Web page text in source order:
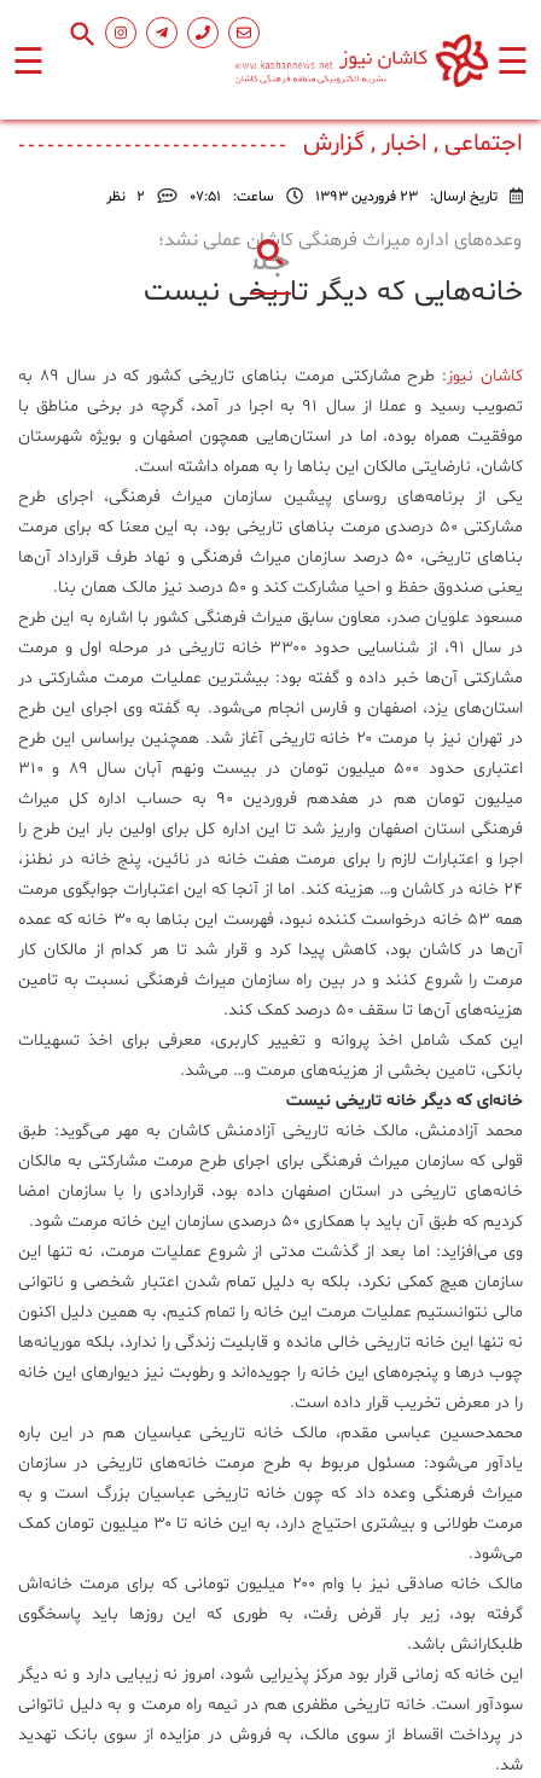
☰ ☰
اصلی
فرهنگ
ورزشی
محیط
زیست
علم
و
فناوری
عکس
پادکست
مجله
فرهنگی
و
هنری
اجتماعی , اخبار , گزارش
تاریخ ارسال: 23 فروردین 1393 ساعت: ۰۷:۵۱ 2 نظر
وعده‌های اداره میراث فرهنگی کاشان عملی نشد؛
خانه‌هایی که دیگر تاریخی نیست
کاشان نیوز
: طرح مشارکتی مرمت بناهای تاریخی کشور که در سال ۸۹ به
تصویب رسید و عملا از سال ۹۱ به اجرا در آمد، گرچه در برخی مناطق با
موفقیت همراه بوده، اما در استان‌هایی همچون اصفهان و بویژه شهرستان
کاشان، نارضایتی مالکان این بنا‌ها را به همراه داشته است.
یکی از برنامه‌های روسای پیشین سازمان میراث فرهنگی، اجرای طرح
مشارکتی ۵۰ درصدی مرمت بناهای تاریخی بود، به این معنا که برای مرمت
بناهای تاریخی، ۵۰ درصد سازمان میراث فرهنگی و نهاد طرف قرارداد آن‌ها
یعنی صندوق حفظ و احیا مشارکت کند و ۵۰ درصد نیز مالک‌‌ همان بنا.
مسعود علویان صدر، معاون سابق میراث فرهنگی کشور با اشاره به این طرح
در سال ۹۱، از شناسایی حدود ۳۳۰۰ خانه تاریخی در مرحله اول و مرمت
مشارکتی آن‌ها خبر داده و گفته بود: بیشترین عملیات مرمت مشارکتی در
استان‌های یزد، اصفهان و فارس انجام می‌شود. به گفته وی اجرای این طرح
در تهران نیز با مرمت ۲۰ خانه تاریخی آغاز شد. همچنین براساس این طرح
اعتباری حدود ۵۰۰ میلیون تومان در بیست ونهم آبان سال ۸۹ و ۳۱۰
میلیون تومان هم در هفدهم فروردین ۹۰ به حساب اداره کل میراث
فرهنگی استان اصفهان واریز شد تا این اداره کل برای اولین بار این طرح را
اجرا و اعتبارات لازم را برای مرمت هفت خانه در نائین، پنج خانه در نطنز،
۲۴ خانه در کاشان و… هزینه کند. اما از آنجا که این اعتبارات جوابگوی مرمت
همه ۵۳ خانه درخواست کننده نبود، فهرست این بنا‌ها به ۳۰ خانه که عمده
آن‌ها در کاشان بود، کاهش پیدا کرد و قرار شد تا هر کدام از مالکان کار
مرمت را شروع کنند و در بین راه سازمان میراث فرهنگی نسبت به تامین
هزینه‌های آن‌ها تا سقف ۵۰ درصد کمک کند.
این کمک شامل اخذ پروانه و تغییر کاربری، معرفی برای اخذ تسهیلات
بانکی، تامین بخشی از هزینه‌های مرمت و… می‌شد.
خانه‌ای که دیگر خانه تاریخی نیست
محمد آزادمنش، مالک خانه تاریخی آزادمنش کاشان به مهر می‌گوید: طبق
قولی که سازمان میراث فرهنگی برای اجرای طرح مرمت مشارکتی به مالکان
خانه‌های تاریخی در استان اصفهان داده بود، قراردادی را با سازمان امضا
کردیم که طبق آن باید با همکاری ۵۰ درصدی سازمان این خانه مرمت شود.
وی می‌افزاید: اما بعد از گذشت مدتی از شروع عملیات مرمت، نه تنها این
سازمان هیچ کمکی نکرد، بلکه به دلیل تمام شدن اعتبار شخصی و ناتوانی
مالی نتوانستیم عملیات مرمت این خانه را تمام کنیم، به همین دلیل اکنون
نه تنها این خانه تاریخی خالی مانده و قابلیت زندگی را ندارد، بلکه موریانه‌ها
چوب در‌ها و پنجره‌های این خانه را جویده‌اند و رطوبت نیز دیوارهای این خانه
را در معرض تخریب قرار داده است.
محمدحسین عباسی مقدم، مالک خانه تاریخی عباسیان هم در این باره
یادآور می‌شود: مسئول مربوط به طرح مرمت خانه‌های تاریخی در سازمان
میراث فرهنگی وعده داد که چون خانه تاریخی عباسیان بزرگ است و به
مرمت طولانی و بیشتری احتیاج دارد، به این خانه تا ۳۰ میلیون تومان کمک
می‌شود.
مالک خانه صادقی نیز با وام ۲۰۰ میلیون تومانی که برای مرمت خانه‌اش
گرفته بود، زیر بار قرض رفت، به طوری که این روز‌ها باید پاسخگوی
طلبکارانش باشد.
این خانه که زمانی قرار بود مرکز پذیرایی شود، امروز نه زیبایی دارد و نه دیگر
سودآور است. خانه تاریخی مظفری هم در نیمه راه مرمت و به دلیل ناتوانی
در پرداخت اقساط از سوی مالک، به فروش در مزایده از سوی بانک تهدید
شد.